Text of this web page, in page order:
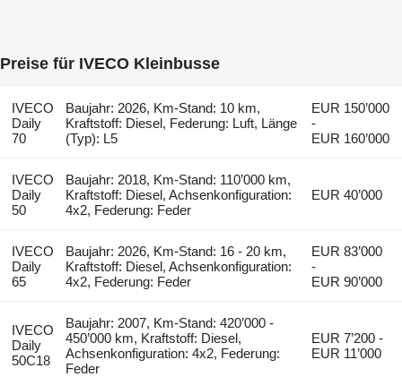
Preise für IVECO Kleinbusse
IVECO
Daily
70
Baujahr: 2026, Km-Stand: 10 km,
Kraftstoff: Diesel, Federung: Luft, Länge
(Typ): L5
EUR 150’000
-
EUR 160’000
IVECO
Daily
50
Baujahr: 2018, Km-Stand: 110’000 km,
Kraftstoff: Diesel, Achsenkonfiguration:
4x2, Federung: Feder
EUR 40’000
IVECO
Daily
65
Baujahr: 2026, Km-Stand: 16 - 20 km,
Kraftstoff: Diesel, Achsenkonfiguration:
4x2, Federung: Feder
EUR 83’000
-
EUR 90’000
IVECO
Daily
50C18
Baujahr: 2007, Km-Stand: 420’000 -
450’000 km, Kraftstoff: Diesel,
Achsenkonfiguration: 4x2, Federung:
Feder
EUR 7’200 -
EUR 11’000